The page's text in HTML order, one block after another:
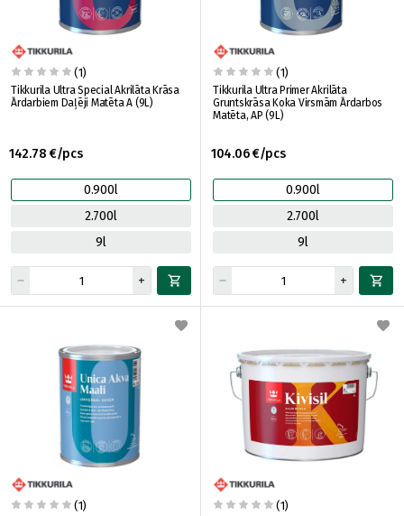
(1)
Tikkurila Ultra Special Akrilāta Krāsa
Ārdarbiem Daļēji Matēta A (9L)
142.78 €/pcs
0.900l
2.700l
9l
(1)
Tikkurila Ultra Primer Akrilāta
Gruntskrāsa Koka Virsmām Ārdarbos
Matēta, AP (9L)
104.06 €/pcs
0.900l
2.700l
9l
(1) (1)